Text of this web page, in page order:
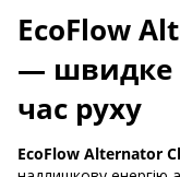
EcoFlow
— швидке
час руху
EcoFlow Alternator